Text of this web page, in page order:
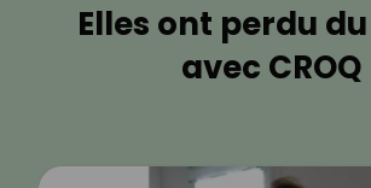
Elles ont perdu
avec CROQ